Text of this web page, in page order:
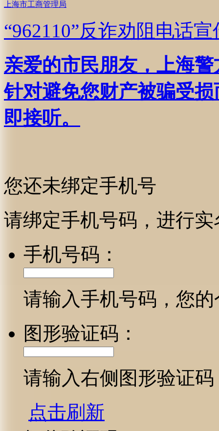
上海市工商管理局
“962110”反诈劝阻电话宣
亲爱的市民朋友，上海
针对避免您财产被骗受
即接听。
您还未绑定手机号
请绑定手机号码，进行
手机号码：
请输入手机号码，您
图形验证码：
请输入右侧图形验证码
点击刷新